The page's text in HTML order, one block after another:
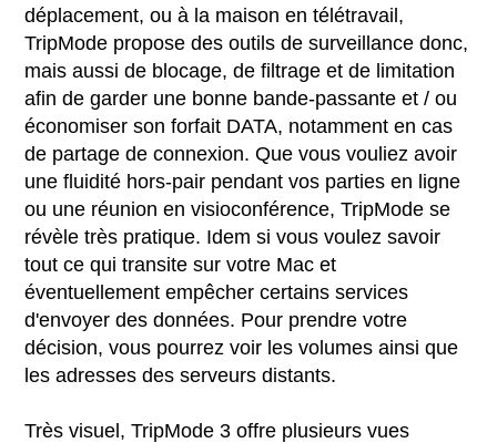
déplacement, ou à la maison en télétravail,
TripMode propose des outils de surveillance donc,
mais aussi de blocage, de filtrage et de limitation
afin de garder une bonne bande-passante et / ou
économiser son forfait DATA, notamment en cas
de partage de connexion. Que vous vouliez avoir
une fluidité hors-pair pendant vos parties en ligne
ou une réunion en visioconférence, TripMode se
révèle très pratique. Idem si vous voulez savoir
tout ce qui transite sur votre Mac et
éventuellement empêcher certains services
d'envoyer des données. Pour prendre votre
décision, vous pourrez voir les volumes ainsi que
les adresses des serveurs distants.
Très visuel, TripMode 3 offre plusieurs vues